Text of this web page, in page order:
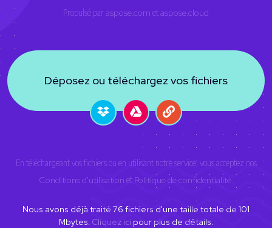
Propulsé par aspose.com etaspose.cloud
Déposez ou téléchargez vos fichiers
En téléchargeant vos fichiers ou en utilisant notre service, vous acceptez nos
Conditions d'utilisation et Politique de confidentialité
Nous avons déjà traité 76 fichiers d'une taille totale de 101
Mbytes. Cliquez ici pour plus de détails.